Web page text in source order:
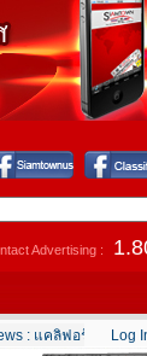
Advertising :
: แคลิฟอร์เนียใต้เริ่ม
Log